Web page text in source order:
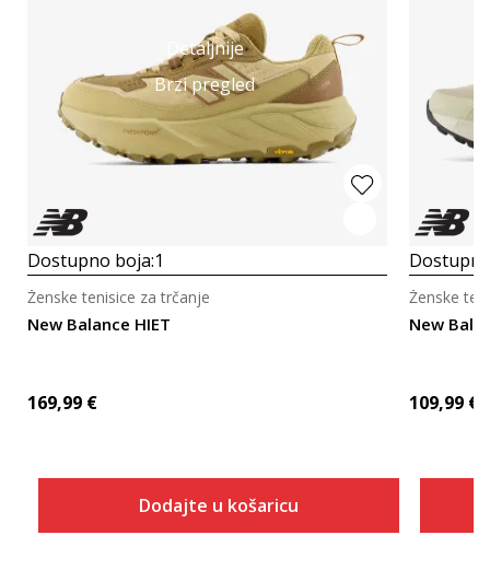
Detaljnije
Brzi pregled
Dostupno boja:1
New Balance HIET
Ženske tenisice za trčanje
169,99 €
Dodajte u košaricu
New
Ženske
109,99 €